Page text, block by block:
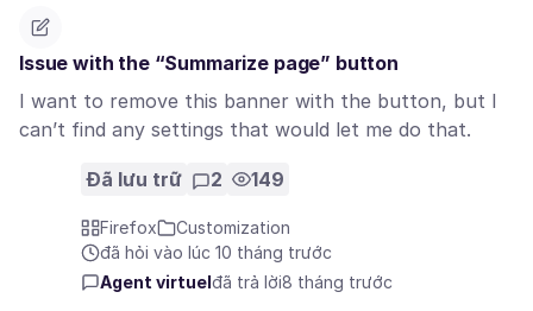
Issue with the “Summarize page” button
I want to remove this banner with the button, but I
can’t find any settings that would let me do that.
Đã lưu trữ 2 149
Firefox
Customization
đã hỏi vào lúc 10 tháng trước
Agent virtuel đã trả lời8 tháng trước